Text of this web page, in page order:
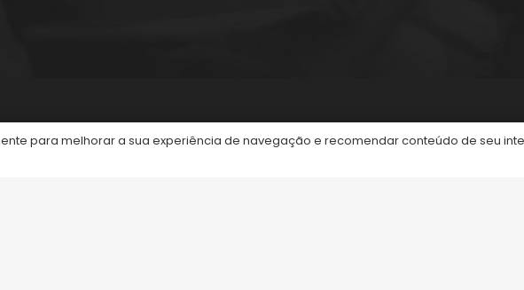
. Todos os direitos reservados.
para melhorar a sua experiência de navegação e recomendar conteúdo de seu